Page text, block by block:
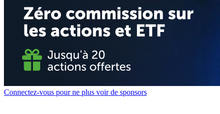
Connectez-vous pour ne plus voir de sponsors